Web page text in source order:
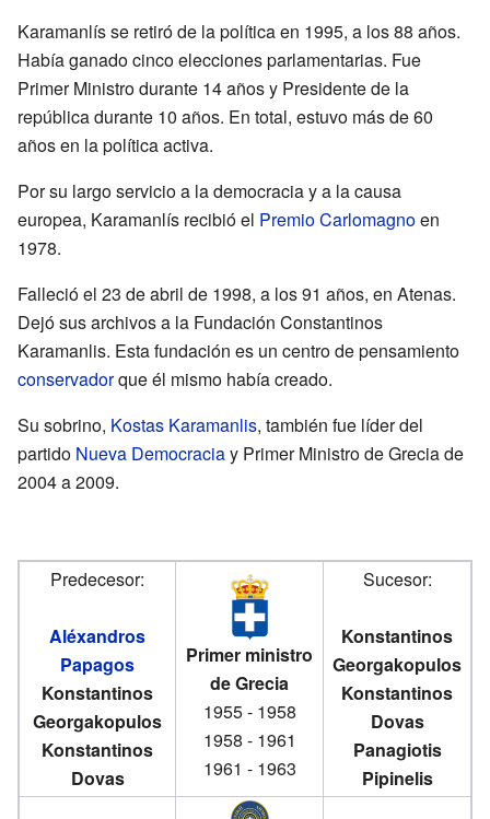
Karamanlís se retiró de la política en 1995, a los 88 años.
Había ganado cinco elecciones parlamentarias. Fue
Primer Ministro durante 14 años y Presidente de la
república durante 10 años. En total, estuvo más de 60
años en la política activa.
Por su largo servicio a la democracia y a la causa
europea, Karamanlís recibió el Premio Carlomagnoen
1978.
Falleció el 23 de abril de 1998, a los 91 años, en Atenas.
Dejó sus archivos a la Fundación Constantinos
Karamanlis. Esta fundación es un centro de pensamiento
conservadorque él mismo había creado.
Su sobrino, Kostas Karamanlis, también fue líder del
partido Nueva Democraciay Primer Ministro de Grecia de
2004 a 2009.
Predecesor:
Aléxandros
Papagos
Konstantinos
Georgakopulos
Konstantinos
Dovas
Primer ministro
de Grecia
1955 - 1958
1958 - 1961
1961 - 1963
Sucesor:
Konstantinos
Georgakopulos
Konstantinos
Dovas
Panagiotis
Pipinelis